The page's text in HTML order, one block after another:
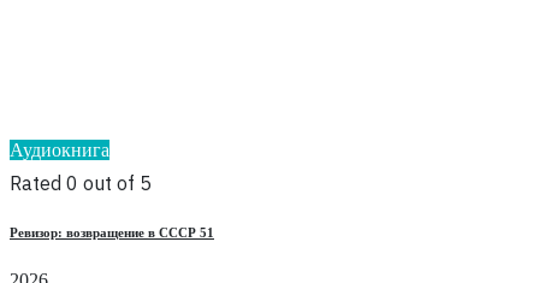
Аудиокнига
Rated 0 out of 5
Ревизор: возвращение в СССР 51